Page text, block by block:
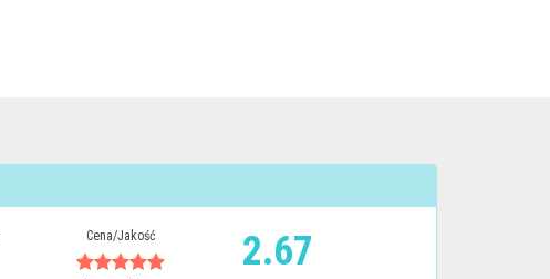
Cena/Jakość 2.67